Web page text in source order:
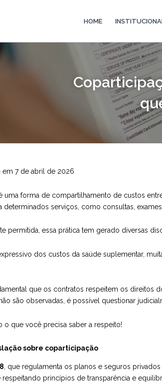
HOME
em 7 de abril de 2026
uma forma de compartilhamento de custos
determinados serviços, como consultas, exames
permitida, essa prática tem gerado diversas
dos custos da saúde suplementar,
que os contratos respeitem os direitos
são observadas, é possível questionar
o que você precisa saber a respeito!
sobre coparticipação
, que regulamenta os planos e seguros
princípios de transparência e